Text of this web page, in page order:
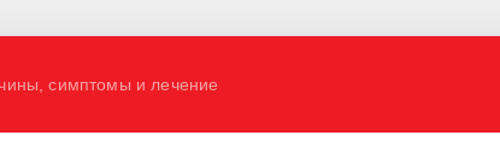
симптомы и лечение